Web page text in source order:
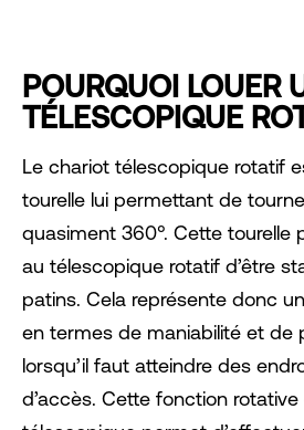
POURQUOI LOUER
TÉLESCOPIQUE
Le chariot télescopique rotatif
tourelle lui permettant de
quasiment 360°. Cette tourelle
au télescopique rotatif d’être
patins. Cela représente donc
en termes de maniabilité et de
lorsqu’il faut atteindre des
d’accès. Cette fonction